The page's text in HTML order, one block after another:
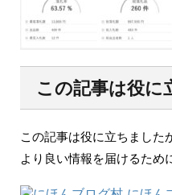
この記事は役に
この記事は役に立ちました
より良い情報を届けるため